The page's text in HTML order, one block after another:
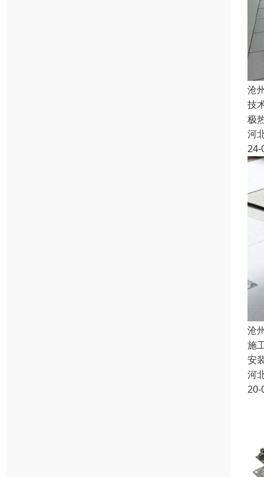
沧
技
极
河
24-
沧
施
安
河
20-